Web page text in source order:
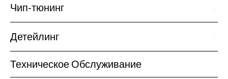
Чип-тюнинг
Детейлинг
Техническое Обслуживание